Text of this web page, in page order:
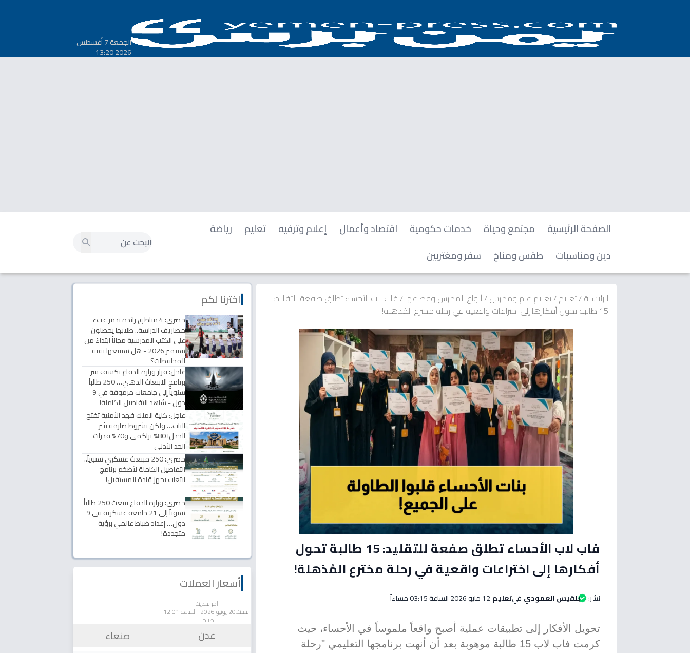
الجمعة 7 أغسطس
2026 13:20
الصفحة الرئيسية مجتمع وحياة خدمات حكومية اقتصاد وأعمال إعلام وترفيه تعليم
رياضة
دين ومناسبات
طقس ومناخ سفر ومغتربين
الرئيسية/تعليم/تعليم عام ومدارس/أنواع المدارس وقطاعها/فاب لاب الأحساء تطلق صفعة للتقليد:
15 طالبة تحول أفكارها إلى اختراعات واقعية في رحلة مخترع المُذهلة!
فاب لاب الأحساء تطلق صفعة للتقليد: 15 طالبة تحول
أفكارها إلى اختراعات واقعية في رحلة مخترع المُذهلة!
نشر: بلقيس العمودي فيتعليم12 مايو 2026 الساعة 03:15 مساءاً
تحويل الأفكار إلى تطبيقات عملية أصبح واقعاً ملموساً في الأحساء، حيث
كرمت فاب لاب 15 طالبة موهوبة بعد أن أنهت برنامجها التعليمي "رحلة
اخترنا لكم
حصري: 4 مناطق رائدة تدمر عبء
مصاريف الدراسة.. طلابها يحصلون
على الكتب المدرسية مجاناً ابتداءً من
سبتمبر 2026 - هل ستتبعها بقية
المحافظات؟
عاجل: قرار وزارة الدفاع يكشف سر
برنامج الابتعاث الذهبي… 250 طالباً
سنوياً إلى جامعات مرموقة في 9
دول - شاهد التفاصيل الكاملة!
عاجل: كلية الملك فهد الأمنية تفتح
الباب… ولكن بشروط صارمة تثير
الجدل! 80% تراكمي و70% قدرات
الحد الأدنى
حصري: 250 مبتعث عسكري سنوياً..
التفاصيل الكاملة لأضخم برنامج
ابتعاث يجهز قادة المستقبل!
حصري: وزارة الدفاع تبتعث 250 طالباً
سنوياً إلى 21 جامعة عسكرية في 9
دول… إعداد ضباط عالمي برؤية
متجددة!
أسعار العملات
آخر تحديث
السبت,20 يونيو 2026 الساعة 12:01
صباحا
عدن صنعاء